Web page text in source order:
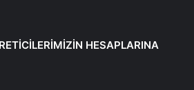
HESAPLARINA